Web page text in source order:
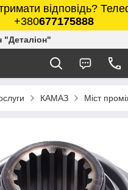
відповідь?
+380677175888
"Деталіон"
КАМАЗ Міст